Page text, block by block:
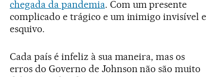
chegada da pandemia. Com um presente
complicado e trágico e um inimigo invisível e
esquivo.
Cada país é infeliz à sua maneira, mas os
erros do Governo de Johnson não são muito